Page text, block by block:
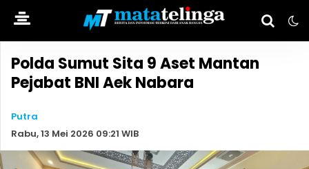
Polda Sumut Sita 9 Aset Mantan
Pejabat BNI Aek Nabara
Putra
Rabu, 13 Mei 2026 09:21 WIB